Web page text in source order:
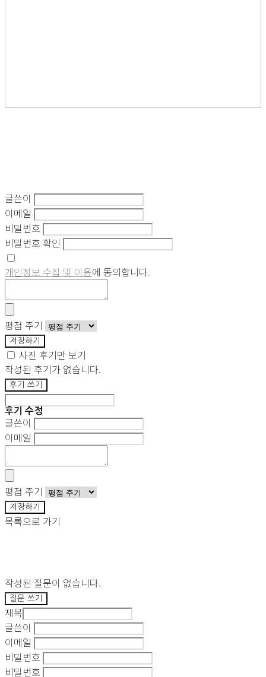
글쓴이
이메일
비밀번호
비밀번호 확인
개인정보 수집 및 이용에 동의합니다.
평점 주기
저장하기
사진 후기만 보기
작성된 후기가 없습니다.
후기 쓰기
후기 수정
글쓴이
이메일
평점 주기
저장하기
목록으로 가기
작성된 질문이 없습니다.
질문 쓰기
제목
글쓴이
이메일
비밀번호
비밀번호